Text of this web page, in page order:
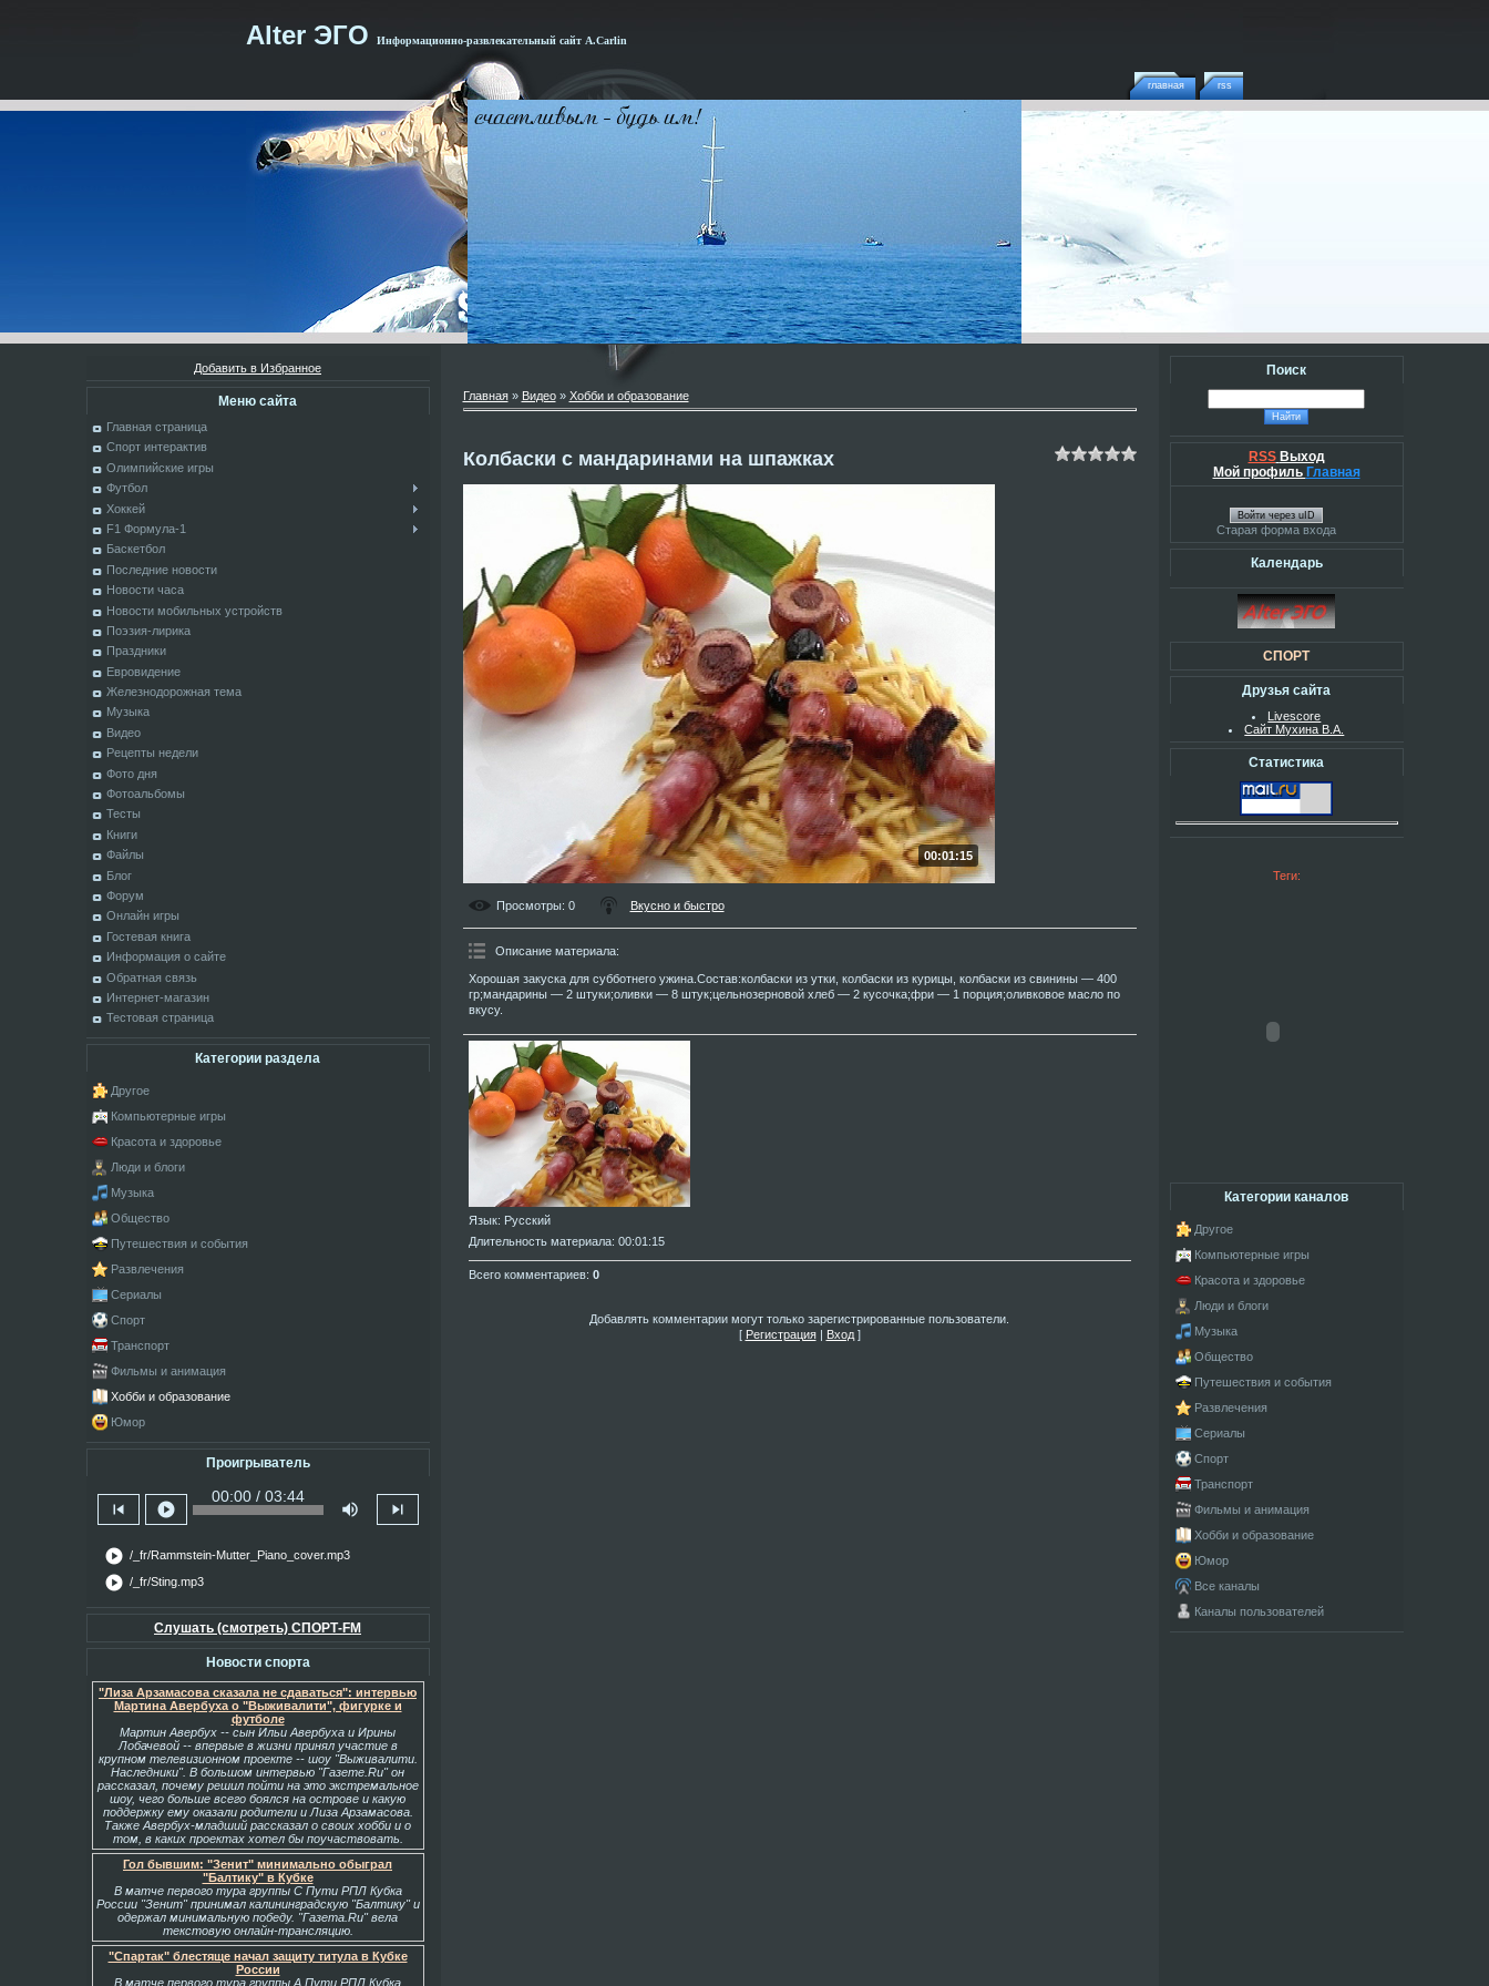
Alter ЭГО Информационно-развлекательный сайт А.Carlin
rss
главная
Добавить в Избранное
Меню сайта
Главная страница
Спорт интерактив
Олимпийские игры
Футбол
Хоккей
F1 Формула-1
Баскетбол
Последние новости
Новости часа
Новости мобильных устройств
Поэзия-лирика
Праздники
Евровидение
Железнодорожная тема
Музыка
Видео
Рецепты недели
Фото дня
Фотоальбомы
Тесты
Книги
Файлы
Блог
Форум
Онлайн игры
Гостевая книга
Информация о сайте
Обратная связь
Интернет-магазин
Тестовая страница
Категории раздела
Другое
Компьютерные игры
Красота и здоровье
Люди и блоги
Музыка
Общество
Путешествия и события
Развлечения
Сериалы
Спорт
Транспорт
Фильмы и анимация
Хобби и образование
Юмор
Проигрыватель
skip_previous play_circle
00:00 / 03:44
volume_up skip_next
play_circle /_fr/Rammstein-Mutter_Piano_cover.mp3
play_circle /_fr/Sting.mp3
Слушать (смотреть) СПОРТ-FM
Новости спорта
"Лиза Арзамасова сказала не сдаваться": интервью
Мартина Авербуха о "Выживалити", фигурке и
футболе
Мартин Авербух -- сын Ильи Авербуха и Ирины
Лобачевой -- впервые в жизни принял участие в
крупном телевизионном проекте -- шоу "Выживалити.
Наследники". В большом интервью "Газете.Ru" он
рассказал, почему решил пойти на это экстремальное
шоу, чего больше всего боялся на острове и какую
поддержку ему оказали родители и Лиза Арзамасова.
Также Авербух-младший рассказал о своих хобби и о
том, в каких проектах хотел бы поучаствовать.
Гол бывшим: "Зенит" минимально обыграл
"Балтику" в Кубке
В матче первого тура группы С Пути РПЛ Кубка
России "Зенит" принимал калининградскую "Балтику" и
одержал минимальную победу. "Газета.Ru" вела
текстовую онлайн-трансляцию.
"Спартак" блестяще начал защиту титула в Кубке
России
В матче первого тура группы А Пути РПЛ Кубка
Главная» Видео» Хобби и образование
Колбаски с мандаринами на шпажках
00:01:15
Просмотры: 0 Вкусно и быстро
Описание материала:
Хорошая закуска для субботнего ужина.Состав:колбаски из утки, колбаски из курицы, колбаски из свинины — 400
гр;мандарины — 2 штуки;оливки — 8 штук;цельнозерновой хлеб — 2 кусочка;фри — 1 порция;оливковое масло по
вкусу.
Язык: Русский
Длительность материала: 00:01:15
Всего комментариев: 0
Добавлять комментарии могут только зарегистрированные пользователи.
[ Регистрация| Вход]
Поиск
RSS Выход
Мой профиль Главная
Войти через uID
Старая форма входа
Календарь
СПОРТ
Друзья сайта
Livescore
Сайт Мухина В.А.
Статистика
Теги:
Категории каналов
Другое
Компьютерные игры
Красота и здоровье
Люди и блоги
Музыка
Общество
Путешествия и события
Развлечения
Сериалы
Спорт
Транспорт
Фильмы и анимация
Хобби и образование
Юмор
Все каналы
Каналы пользователей